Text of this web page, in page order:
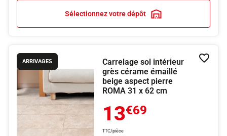
Sélectionnez votre dépôt
ARRIVAGES
Carrelage sol intérieur
grès cérame émaillé
beige aspect pierre
ROMA 31 x 62 cm
13€69
TTC/pièce